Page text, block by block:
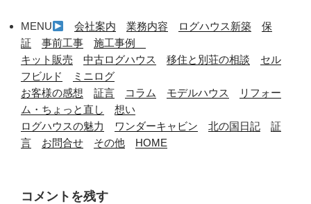
MENU 会社案内 業務内容 ログハウス新築
保
証
事前工事
施工事例
キット販売
中古ログハウス 移住と別荘の相談
セル
フビルド
ミニログ
お客様の感想
証言 コラム モデルハウス
リフォー
ム・ちょっと直し
想い
ログハウスの魅力
ワンダーキャビン 北の国日記
証
言
お問合せ その他 HOME
コメントを残す